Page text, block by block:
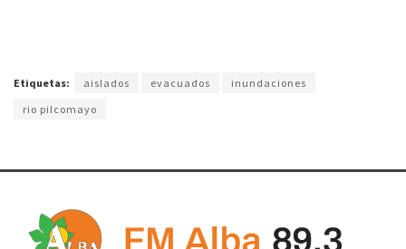
Etiquetas: aislados evacuados
inundaciones
rio pilcomayo